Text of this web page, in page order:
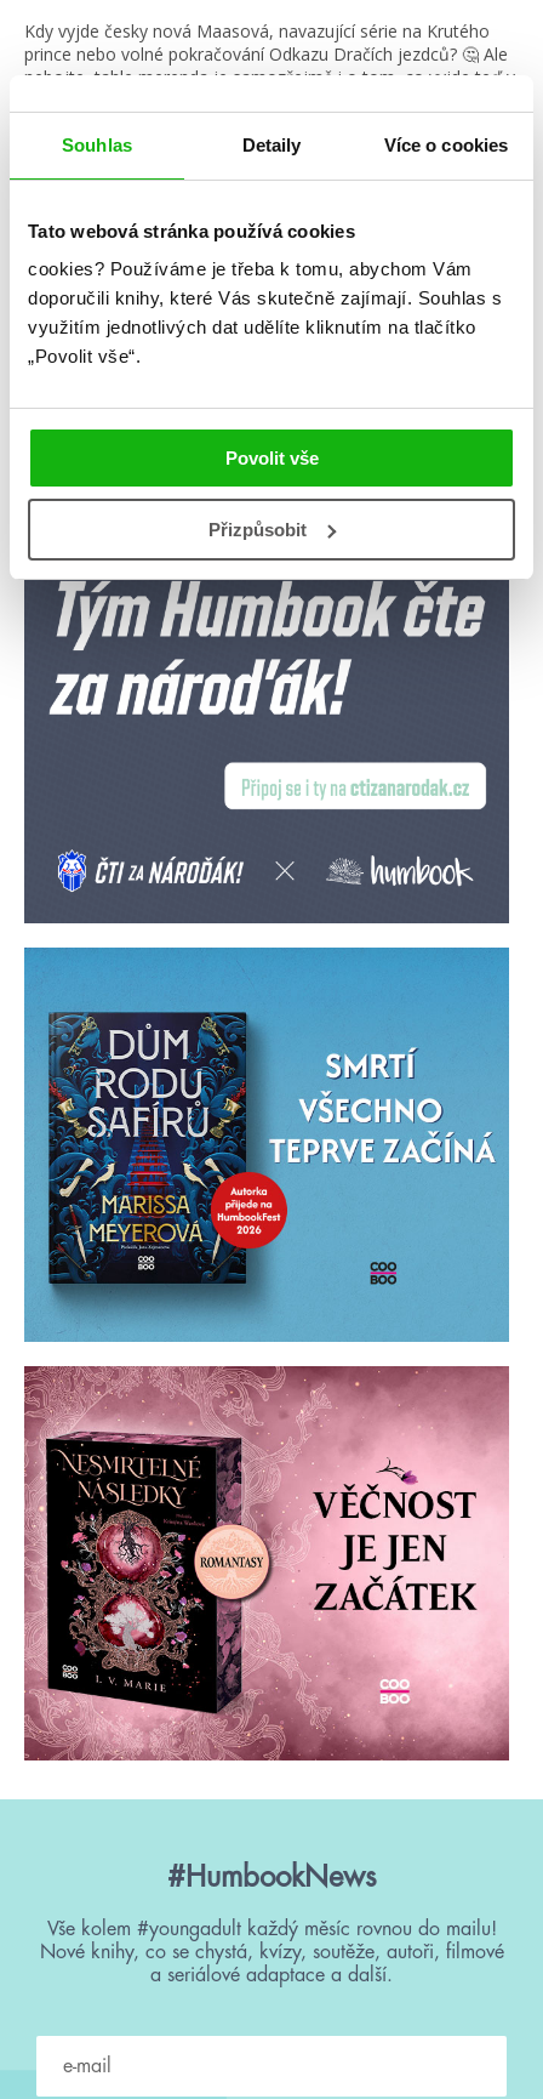
Souhlas Detaily Více o cookies
Tato webová stránka používá cookies
cookies? Používáme je třeba k tomu, abychom Vám
doporučili knihy, které Vás skutečně zajímají. Souhlas s
využitím jednotlivých dat udělíte kliknutím na tlačítko
„Povolit vše“.
Povolit vše
Přizpůsobit
Kdy vyjde česky nová Maasová, navazující série na Krutého
prince nebo volné pokračování Odkazu Dračích jezdců? 🤔 Ale
nebojte, tahle merenda je samozřejmě i o tom, co vyjde teď v
číst více
blog citáty humbookfest
knihomoloviny kvízy podcast
videa žebříčky
#HumbookNews
Vše kolem #youngadult každý měsíc rovnou do mailu!
Nové knihy, co se chystá, kvízy, soutěže, autoři, filmové
a seriálové adaptace a další.